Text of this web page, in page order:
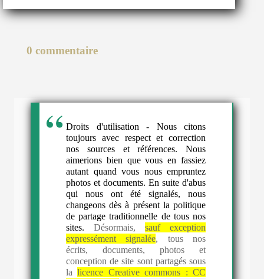
0 commentaire
Droits d'utilisation - Nous citons
toujours avec respect et correction
nos sources et références. Nous
aimerions bien que vous en fassiez
autant quand vous nous empruntez
photos et documents. En suite d'abus
qui nous ont été signalés, nous
changeons dès à présent la politique
de partage traditionnelle de tous nos
sites. Désormais, sauf exception
expressément signalée, tous nos
écrits, documents, photos et
conception de site sont partagés sous
lalicence Creative commons :CC